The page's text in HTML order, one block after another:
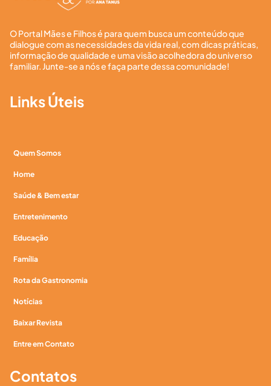
O Portal Mães e Filhos é para quem busca um conteúdo que
dialogue com as necessidades da vida real, com dicas práticas,
informação de qualidade e uma visão acolhedora do universo
familiar. Junte-se a nós e faça parte dessa comunidade!
Links Úteis
Quem Somos
Home
Saúde & Bem estar
Entretenimento
Educação
Família
Rota da Gastronomia
Notícias
Baixar Revista
Entre em Contato
Contatos